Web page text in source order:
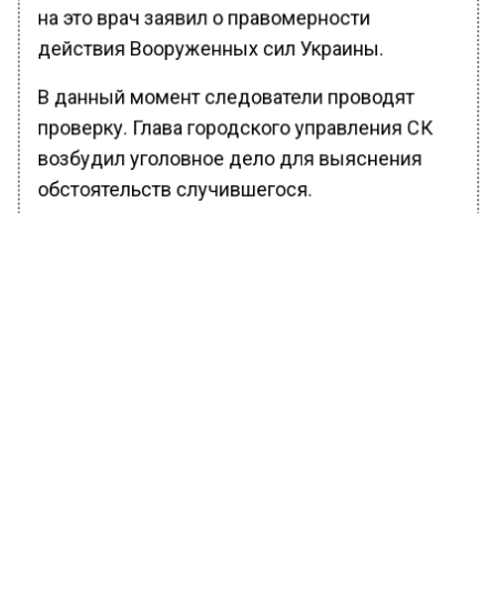
на это врач заявил о правомерности
действия Вооруженных сил Украины.
В данный момент следователи проводят
проверку. Глава городского управления СК
возбудил уголовное дело для выяснения
обстоятельств случившегося.